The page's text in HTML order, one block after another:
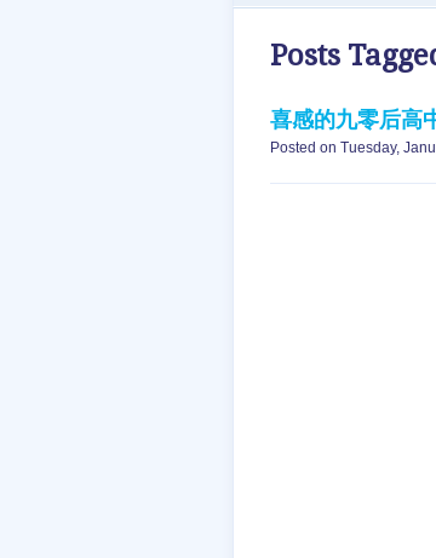
Posts
喜感的九零后
Posted on Tuesday,